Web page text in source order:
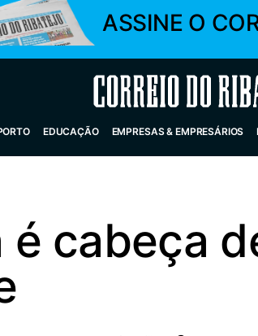
ASSINE O
Correio do Ribatejo
EDUCAÇÃO EMPRESAS & EMPRESÁRIOS
cabeça